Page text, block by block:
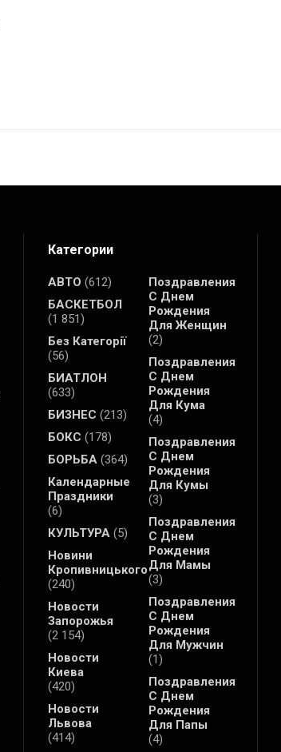
Категории
АВТО (612)
БАСКЕТБОЛ
(1 851)
Без Категорії
(56)
БИАТЛОН
(633)
БИЗНЕС (213)
БОКС (178)
БОРЬБА (364)
Календарные
Праздники
(6)
КУЛЬТУРА (5)
Новини
Кропивницького
(240)
Новости
Запорожья
(2 154)
Новости
Киева
(420)
Новости
Львова
(414)
Поздравления
С Днем
Рождения
Для Женщин
(2)
Поздравления
С Днем
Рождения
Для Кума
(4)
Поздравления
С Днем
Рождения
Для Кумы
(3)
Поздравления
С Днем
Рождения
Для Мамы
(3)
Поздравления
С Днем
Рождения
Для Мужчин
(1)
Поздравления
С Днем
Рождения
Для Папы
(4)